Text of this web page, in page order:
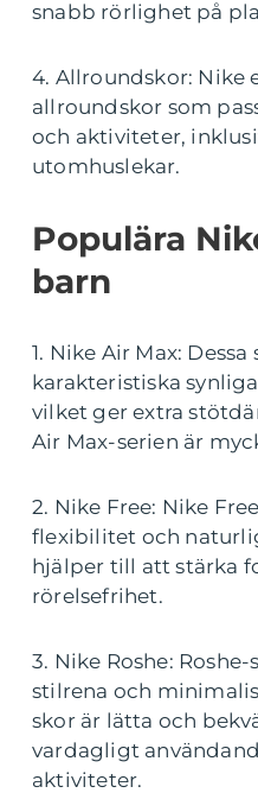
snabb rörlighet på
4. Allroundskor: Nike
allroundskor som
och aktiviteter,
utomhuslekar.
Populära
barn
1. Nike Air Max:
karakteristiska
vilket ger extra
Air Max-serien är
2. Nike Free: Nike
flexibilitet och
hjälper till att stärka
rörelsefrihet.
3. Nike Roshe:
stilrena och
skor är lätta och
vardagligt
aktiviteter.